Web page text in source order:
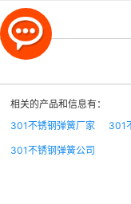
相关的产品和信息有：
301不锈钢弹簧厂家
301
301不锈钢弹簧公司